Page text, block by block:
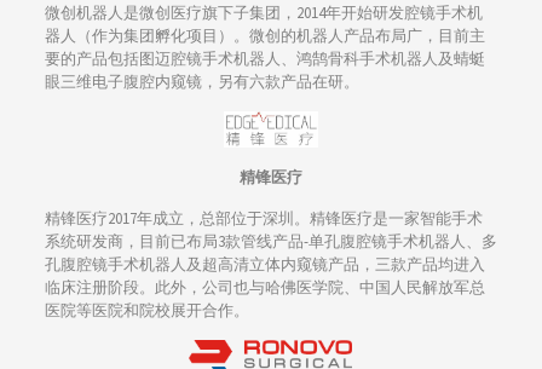
微创机器人是微创医疗旗下子集团，2014年开始研发腔镜手术机
器人（作为集团孵化项目）。微创的机器人产品布局广，目前主
要的产品包括图迈腔镜手术机器人、鸿鹄骨科手术机器人及蜻蜓
眼三维电子腹腔内窥镜，另有六款产品在研。
精锋医疗
精锋医疗2017年成立，总部位于深圳。精锋医疗是一家智能手术
系统研发商，目前已布局3款管线产品-单孔腹腔镜手术机器人、多
孔腹腔镜手术机器人及超高清立体内窥镜产品，三款产品均进入
临床注册阶段。此外，公司也与哈佛医学院、中国人民解放军总
医院等医院和院校展开合作。